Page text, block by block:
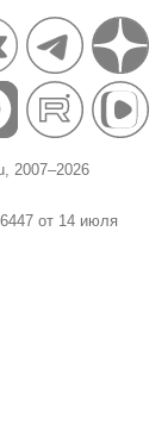
2007–2026
от 14 июля